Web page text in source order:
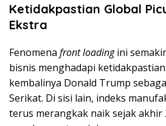
Ketidakpastian Global
Ekstra
Fenomena front loadingini
bisnis menghadapi
kembalinya Donald Trump
Serikat. Di sisi lain, indeks
terus merangkak naik sejak akhir